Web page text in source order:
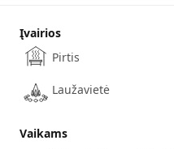
Įvairios
Pirtis
Laužavietė
Vaikams